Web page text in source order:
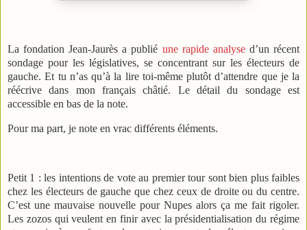
La fondation Jean-Jaurès a publié une rapide analysed’un récent
sondage pour les législatives, se concentrant sur les électeurs de
gauche. Et tu n’as qu’à la lire toi-même plutôt d’attendre que je la
réécrive dans mon français châtié. Le détail du sondage est
accessible en bas de la note.
Pour ma part, je note en vrac différents éléments.
Petit 1 : les intentions de vote au premier tour sont bien plus faibles
chez les électeurs de gauche que chez ceux de droite ou du centre.
C’est une mauvaise nouvelle pour Nupes alors ça me fait rigoler.
Les zozos qui veulent en finir avec la présidentialisation du régime